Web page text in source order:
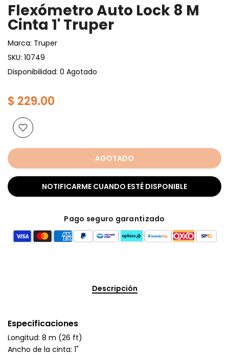
Flexómetro Auto Lock 8 M
Cinta 1' Truper
Marca: Truper
SKU: 10749
Disponibilidad: 0 Agotado
$ 229.00
AGOTADO
NOTIFICARME CUANDO ESTÉ DISPONIBLE
Pago seguro garantizado
Descripción
Especificaciones
Longitud: 8 m (26 ft)
Ancho de la cinta: 1"